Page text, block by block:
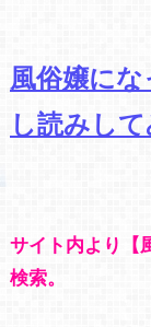
風俗嬢に
し読みし
サイト内より【
検索。